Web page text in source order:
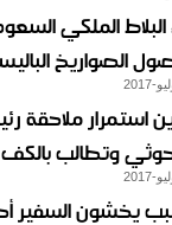
البلاط الملكي
الصواريخ
استمرار ملاحقة
وتطالب
يخشون السفير